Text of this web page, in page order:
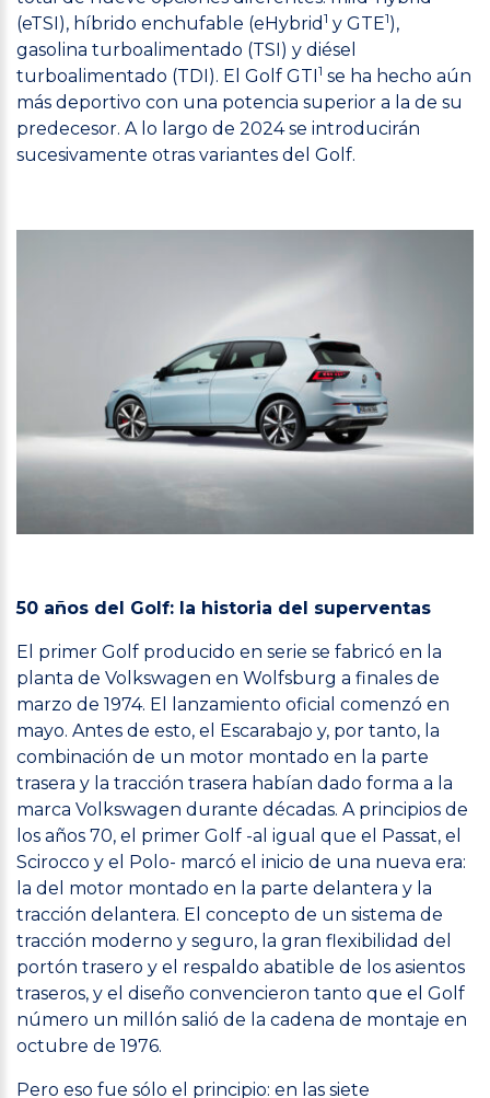
(eTSI), híbrido enchufable (eHybrid 1 y GTE1),
gasolina turboalimentado (TSI) y diésel
turboalimentado (TDI). El Golf GTI1 se ha hecho aún
más deportivo con una potencia superior a la de su
predecesor. A lo largo de 2024 se introducirán
sucesivamente otras variantes del Golf.
50 años del Golf: la historia del superventas
El primer Golf producido en serie se fabricó en la
planta de Volkswagen en Wolfsburg a finales de
marzo de 1974. El lanzamiento oficial comenzó en
mayo. Antes de esto, el Escarabajo y, por tanto, la
combinación de un motor montado en la parte
trasera y la tracción trasera habían dado forma a la
marca Volkswagen durante décadas. A principios de
los años 70, el primer Golf -al igual que el Passat, el
Scirocco y el Polo- marcó el inicio de una nueva era:
la del motor montado en la parte delantera y la
tracción delantera. El concepto de un sistema de
tracción moderno y seguro, la gran flexibilidad del
portón trasero y el respaldo abatible de los asientos
traseros, y el diseño convencieron tanto que el Golf
número un millón salió de la cadena de montaje en
octubre de 1976.
Pero eso fue sólo el principio: en las siete